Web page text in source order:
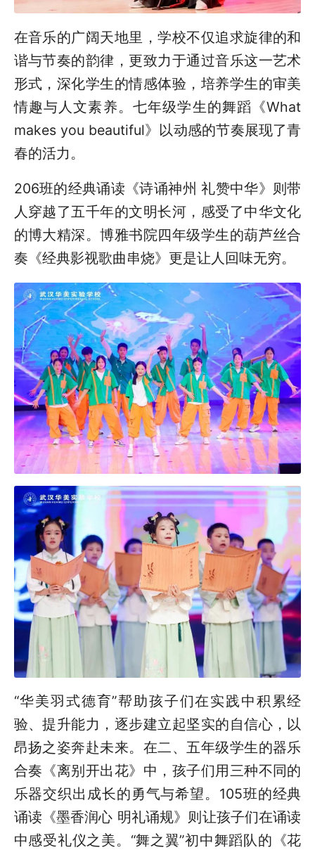
在音乐的广阔天地里，学校不仅追求旋律的和
谐与节奏的韵律，更致力于通过音乐这一艺术
形式，深化学生的情感体验，培养学生的审美
情趣与人文素养。七年级学生的舞蹈《What
makes you beautiful》以动感的节奏展现了青
春的活力。
206班的经典诵读《诗诵神州 礼赞中华》则带
人穿越了五千年的文明长河，感受了中华文化
的博大精深。博雅书院四年级学生的葫芦丝合
奏《经典影视歌曲串烧》更是让人回味无穷。
“华美羽式德育”帮助孩子们在实践中积累经
验、提升能力，逐步建立起坚实的自信心，以
昂扬之姿奔赴未来。在二、五年级学生的器乐
合奏《离别开出花》中，孩子们用三种不同的
乐器交织出成长的勇气与希望。105班的经典
诵读《墨香润心 明礼诵规》则让孩子们在诵读
中感受礼仪之美。“舞之翼”初中舞蹈队的《花